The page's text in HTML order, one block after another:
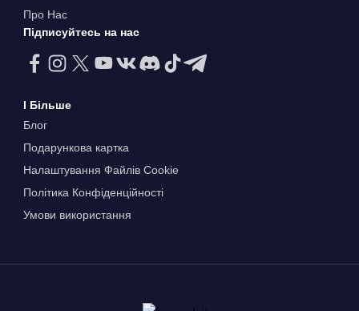
Про Нас
Підписуйтесь на нас
І Більше
Блог
Подарункова картка
Налаштування Файлів Сookie
Політика Конфіденційності
Умови використання